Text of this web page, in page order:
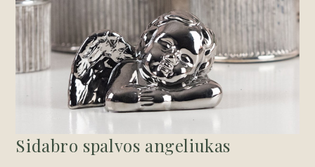
Sidabro spalvos angeliukas